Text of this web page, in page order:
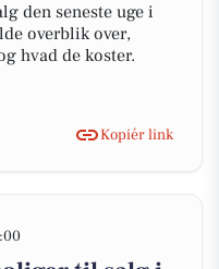
den seneste uge i
overblik over,
hvad de koster.
Kopiér link